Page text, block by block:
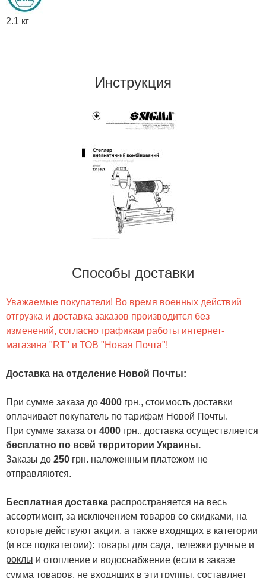
2.1 кг
Инструкция
Способы доставки
Уважаемые покупатели! Во время военных действий
отгрузка и доставка заказов производится без
изменений, согласно графикам работы интернет-
магазина "RT" и ТОВ "Новая Почта"!
Доставка на отделение Новой Почты:
При сумме заказа до 4000 грн., стоимость доставки
оплачивает покупатель по тарифам Новой Почты.
При сумме заказа от 4000 грн., доставка осуществляется
бесплатно по всей территории Украины.
Заказы до 250 грн. наложенным платежом не
отправляются.
Бесплатная доставка распространяется на весь
ассортимент, за исключением товаров со скидками, на
которые действуют акции, а также входящих в категории
(и все подкатегоии): товары для сада, тележки ручные и
роклы и отопление и водоснабжение (если в заказе
сумма товаров, не входящих в эти группы, составляет